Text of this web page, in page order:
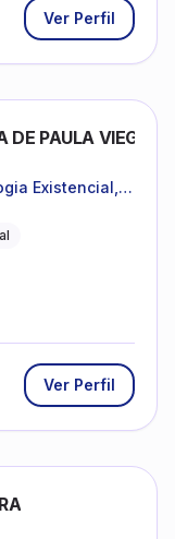
Ver Perfil
PAULA VIEGAS
Existencial,
Ver Perfil